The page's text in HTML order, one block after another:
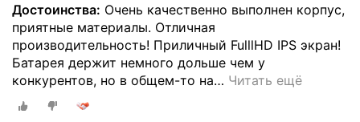
Достоинства: Очень качественно выполнен корпус,
приятные материалы. Отличная
производительность! Приличный FulllHD IPS экран!
Батарея держит немного дольше чем у
конкурентов, но в общем-то на… Читать ещё